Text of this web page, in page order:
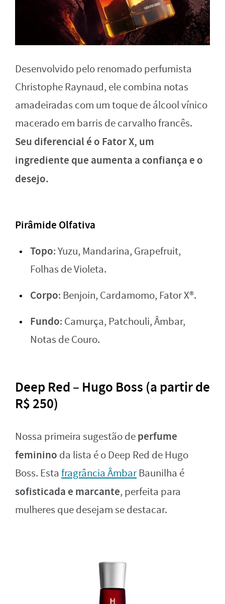
Desenvolvido pelo renomado perfumista
Christophe Raynaud, ele combina notas
amadeiradas com um toque de álcool vínico
macerado em barris de carvalho francês.
Seu diferencial é o Fator X, um
ingrediente que aumenta a confiança e o
desejo.
Pirâmide Olfativa
Topo: Yuzu, Mandarina, Grapefruit,
Folhas de Violeta.
Corpo: Benjoin, Cardamomo, Fator X®.
Fundo: Camurça, Patchouli, Âmbar,
Notas de Couro.
Deep Red – Hugo Boss (a partir de
R$ 250)
Nossa primeira sugestão deperfume
feminino da lista é o Deep Red de Hugo
Boss. Esta fragrância ÂmbarBaunilha é
sofisticada e marcante, perfeita para
mulheres que desejam se destacar.